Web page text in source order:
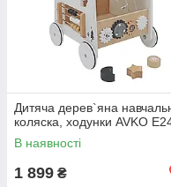
Дитяча дерев`яна
коляска, ходунки AVKO
В наявності
1 899 ₴